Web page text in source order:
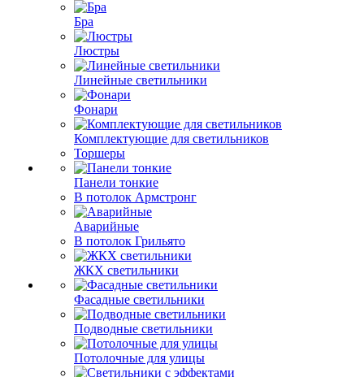
Бра
Люстры
Линейные светильники
Фонари
Комплектующие для светильников
Торшеры
Панели тонкие
В потолок Армстронг
Аварийные
В потолок Грильято
ЖКХ светильники
Фасадные светильники
Подводные светильники
Потолочные для улицы